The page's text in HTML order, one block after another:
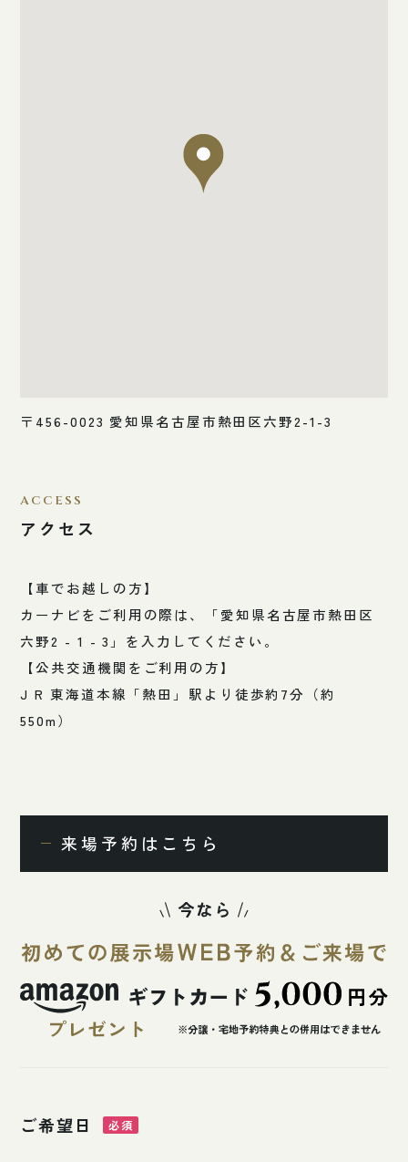
〒456-0023 愛知県名古屋市熱田区六野2-1-3
ACCESS
アクセス
【車でお越しの方】
カーナビをご利用の際は、「愛知県名古屋市熱田区
六野2 - 1 - 3」を入力してください。
【公共交通機関をご利用の方】
J R 東海道本線「熱田」駅より徒歩約7分（約
550m）
来場予約はこちら
ご希望日